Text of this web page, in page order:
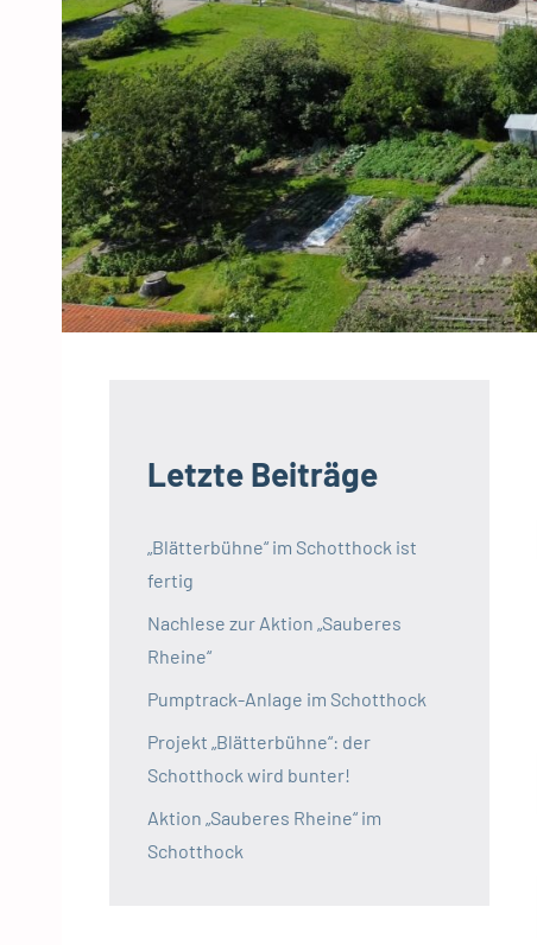
h
o
c
k
Letzte Beiträge
„Blätterbühne“ im Schotthock ist
fertig
Nachlese zur Aktion „Sauberes
Rheine“
Pumptrack-Anlage im Schotthock
Projekt „Blätterbühne“: der
Schotthock wird bunter!
Aktion „Sauberes Rheine“ im
Schotthock